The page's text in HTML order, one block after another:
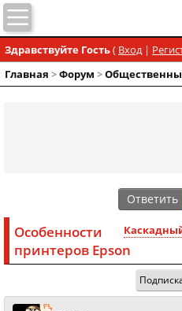
Здравствуйте Гость( Вход|
Главная >Форум >
Ответить
Особенности
принтеров Epson